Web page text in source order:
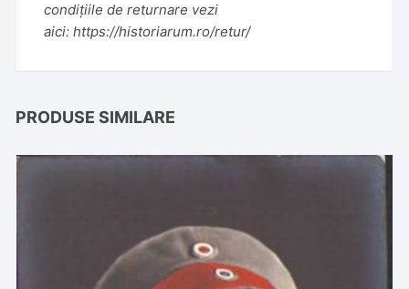
condițiile de returnare vezi
aici:https://historiarum.ro/retur/
PRODUSE SIMILARE